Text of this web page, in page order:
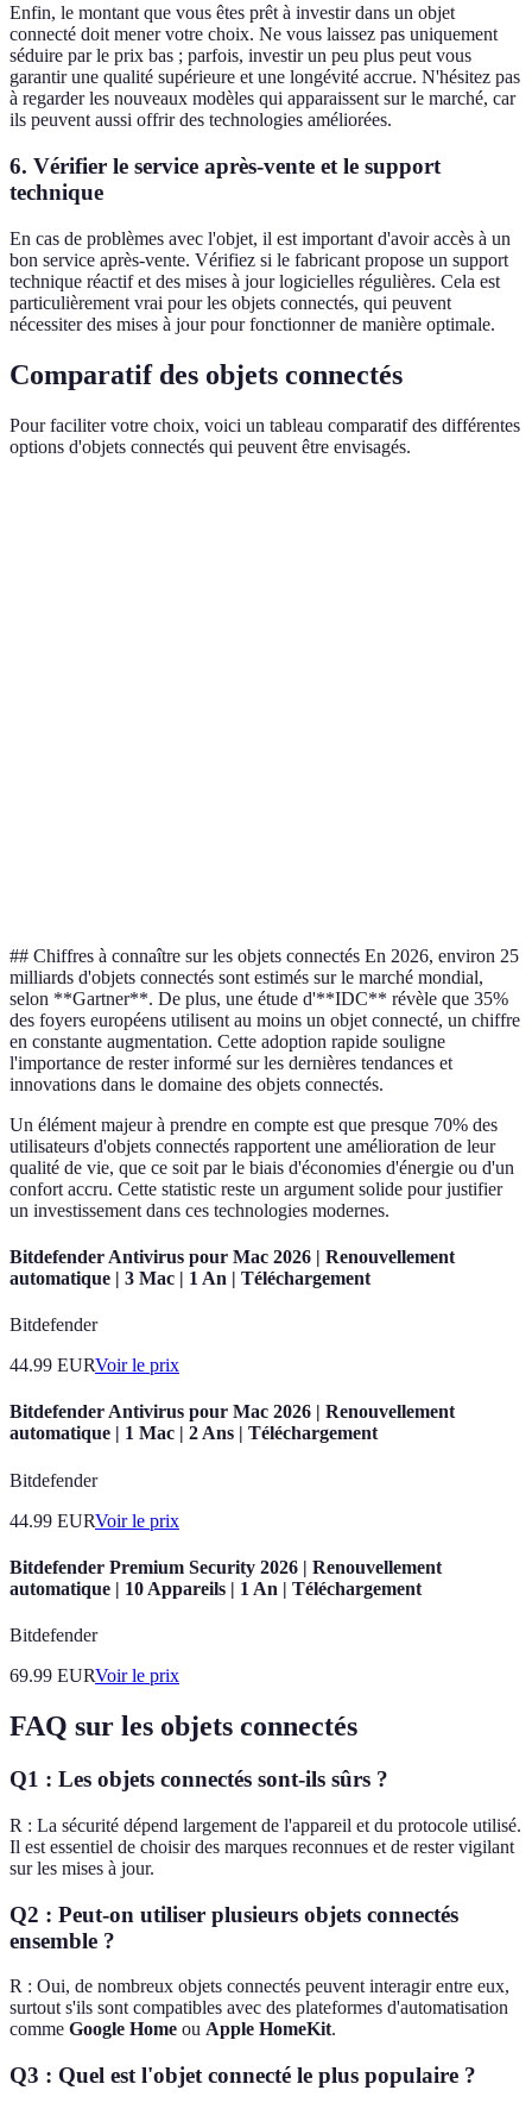
Enfin, le montant que vous êtes prêt à investir dans un objet
connecté doit mener votre choix. Ne vous laissez pas uniquement
séduire par le prix bas ; parfois, investir un peu plus peut vous
garantir une qualité supérieure et une longévité accrue. N'hésitez pas
à regarder les nouveaux modèles qui apparaissent sur le marché, car
ils peuvent aussi offrir des technologies améliorées.
6. Vérifier le service après-vente et le support
technique
En cas de problèmes avec l'objet, il est important d'avoir accès à un
bon service après-vente. Vérifiez si le fabricant propose un support
technique réactif et des mises à jour logicielles régulières. Cela est
particulièrement vrai pour les objets connectés, qui peuvent
nécessiter des mises à jour pour fonctionner de manière optimale.
Comparatif des objets connectés
Pour faciliter votre choix, voici un tableau comparatif des différentes
options d'objets connectés qui peuvent être envisagés.
## Chiffres à connaître sur les objets connectés En 2026, environ 25
milliards d'objets connectés sont estimés sur le marché mondial,
selon **Gartner**. De plus, une étude d'**IDC** révèle que 35%
des foyers européens utilisent au moins un objet connecté, un chiffre
en constante augmentation. Cette adoption rapide souligne
l'importance de rester informé sur les dernières tendances et
innovations dans le domaine des objets connectés.
Un élément majeur à prendre en compte est que presque 70% des
utilisateurs d'objets connectés rapportent une amélioration de leur
qualité de vie, que ce soit par le biais d'économies d'énergie ou d'un
confort accru. Cette statistic reste un argument solide pour justifier
un investissement dans ces technologies modernes.
Bitdefender Antivirus pour Mac 2026 | Renouvellement
automatique | 3 Mac | 1 An | Téléchargement
Bitdefender
44.99 EURVoir le prix
Bitdefender Antivirus pour Mac 2026 | Renouvellement
automatique | 1 Mac | 2 Ans | Téléchargement
Bitdefender
44.99 EURVoir le prix
Bitdefender Premium Security 2026 | Renouvellement
automatique | 10 Appareils | 1 An | Téléchargement
Bitdefender
69.99 EURVoir le prix
FAQ sur les objets connectés
Q1 : Les objets connectés sont-ils sûrs ?
R : La sécurité dépend largement de l'appareil et du protocole utilisé.
Il est essentiel de choisir des marques reconnues et de rester vigilant
sur les mises à jour.
Q2 : Peut-on utiliser plusieurs objets connectés
ensemble ?
R : Oui, de nombreux objets connectés peuvent interagir entre eux,
surtout s'ils sont compatibles avec des plateformes d'automatisation
comme Google Home ou Apple HomeKit.
Q3 : Quel est l'objet connecté le plus populaire ?